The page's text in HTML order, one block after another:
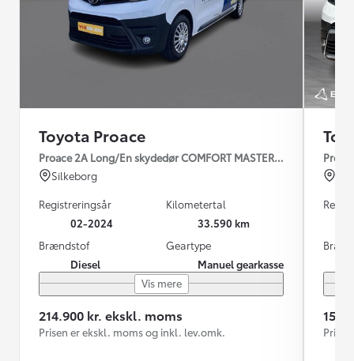
Toyota Proace
Proace 2A Long/En skydedør COMFORT MASTER 2.0 diesel
Silkeborg
Registreringsår
02-2024
Kilometertal
33.590 km
Brændstof
Diesel
Geartype
Manuel gearkasse
Vis mere
214.900 kr. ekskl. moms
Prisen er ekskl. moms og inkl. lev.omk.